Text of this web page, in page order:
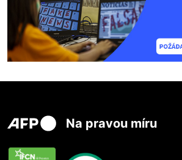
Na pravou míru